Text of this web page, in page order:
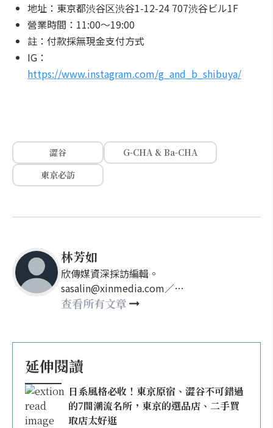
地址：東京都渋谷区渋谷1-12-24 707渋谷ビル1F
營業時間：11:00～19:00
註：付款採無現金支付方式
IG：
https://www.instagram.com/g_and_b_shibuya/
澀谷
G-CHA & Ba-CHA
東京必訪
林芳如
欣傳媒資深採訪編輯。
sasalin@xinmedia.com／
happy21917@gmail.com
查看所有文章
延伸閱讀
日系風格必收！東京原宿、澀谷不可錯過
的7間潮流名所，東京的選品店、二手買
取店太好逛